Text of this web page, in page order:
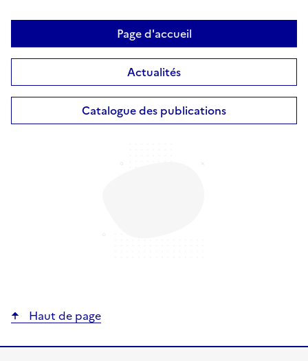
Page d'accueil
Actualités
Catalogue des publications
Haut de page